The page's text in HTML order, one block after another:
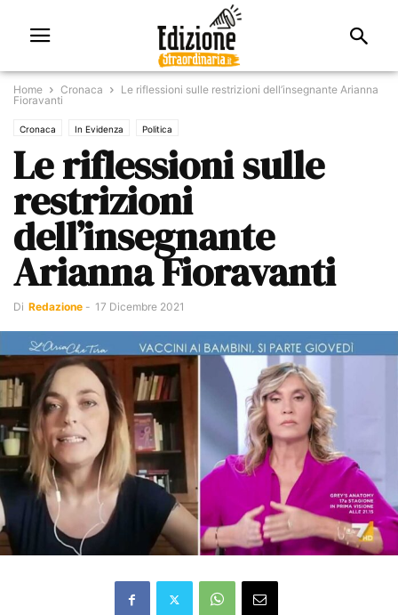
Home Cronaca
Le riflessioni sulle restrizioni dell’insegnante Arianna
Fioravanti
Cronaca In Evidenza Politica
Le riflessioni sulle
restrizioni
dell’insegnante
Arianna Fioravanti
Di Redazione - 17 Dicembre 2021